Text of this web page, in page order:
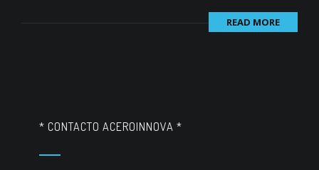
READ MORE
* CONTACTO ACEROINNOVA *